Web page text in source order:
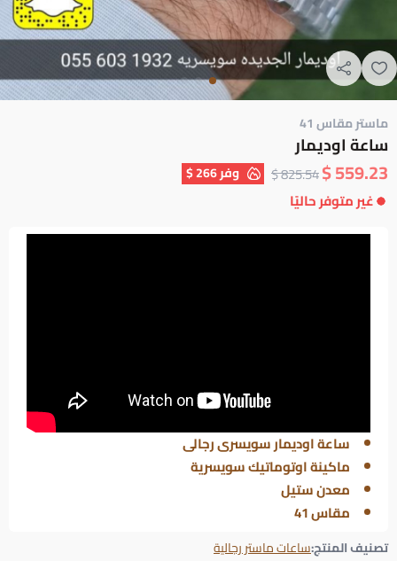
ماستر مقاس 41
ساعة اوديمار
559.23 $
825.54 $ وفر266 $
غير متوفر حاليًا
ساعة اوديمار سويسرى رجالى
ماكينة اوتوماتيك سويسرية
معدن ستيل
مقاس 41
تصنيف المنتج:ساعات ماستر رجالية